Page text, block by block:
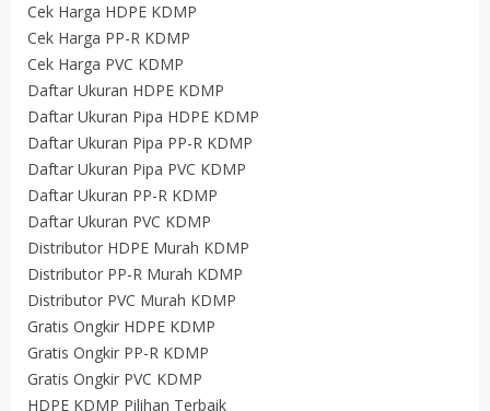
Cek Harga HDPE KDMP
Cek Harga PP-R KDMP
Cek Harga PVC KDMP
Daftar Ukuran HDPE KDMP
Daftar Ukuran Pipa HDPE KDMP
Daftar Ukuran Pipa PP-R KDMP
Daftar Ukuran Pipa PVC KDMP
Daftar Ukuran PP-R KDMP
Daftar Ukuran PVC KDMP
Distributor HDPE Murah KDMP
Distributor PP-R Murah KDMP
Distributor PVC Murah KDMP
Gratis Ongkir HDPE KDMP
Gratis Ongkir PP-R KDMP
Gratis Ongkir PVC KDMP
HDPE KDMP Pilihan Terbaik